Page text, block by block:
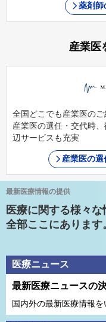
薬剤師
産業医
全国どこでも産業医のご
産業医の選任・交代時
辺サービスも充実
産業医の選
最新医療情報の提供
医療に関する様々な
全部ここにあります
医療ニュース
最新医療ニュースの
国内外の最新医療情報を